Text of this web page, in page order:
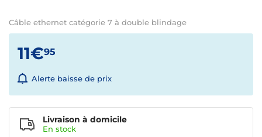
Câble ethernet catégorie 7 à double blindage
11€95
Alerte baisse de prix
Livraison à domicile
En stock